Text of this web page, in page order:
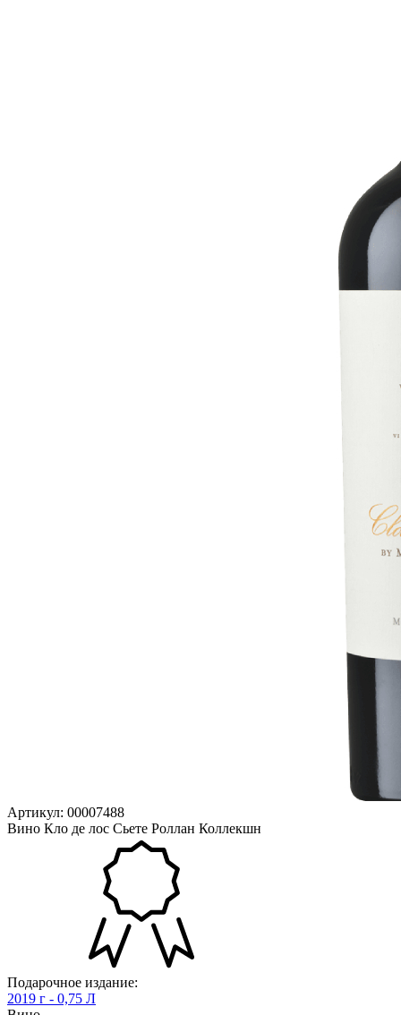
Артикул: 00007488
Вино Кло де лос Сьете Роллан Коллекшн
Подарочное издание:
2019 г - 0,75 Л